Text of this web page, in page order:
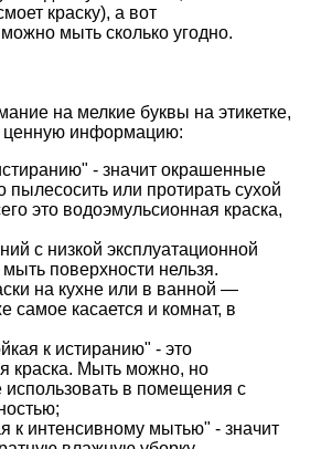
краску), а вот
мыть сколько угодно.
на мелкие буквы на этикетке,
ценную информацию:
- значит окрашенные
пылесосить или протирать сухой
это водоэмульсионная краска,
с низкой эксплуатационной
мыть поверхности нельзя.
на кухне или в ванной —
самое касается и комнат, в
к истиранию" - это
краска. Мыть можно, но
использовать в помещения с
к интенсивному мытью" - значит